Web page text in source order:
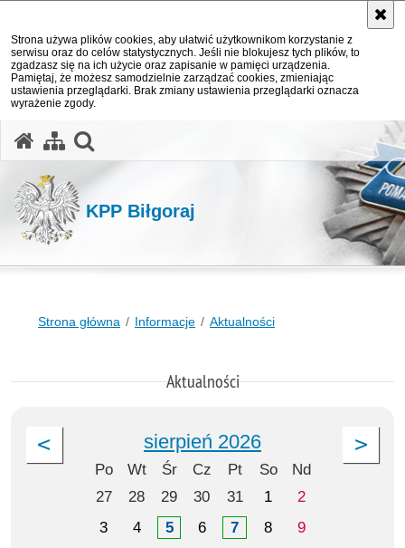
Strona używa plików cookies, aby ułatwić użytkownikom korzystanie z
serwisu oraz do celów statystycznych. Jeśli nie blokujesz tych plików, to
zgadzasz się na ich użycie oraz zapisanie w pamięci urządzenia.
Pamiętaj, że możesz samodzielnie zarządzać cookies, zmieniając
ustawienia przeglądarki. Brak zmiany ustawienia przeglądarki oznacza
wyrażenie zgody.
KPP Biłgoraj
Strona główna Informacje Aktualności
Aktualności
sierpień 2026
Po Wt Śr Cz Pt So
Nd
27
28 29 30 31 1
2
3
4 5 6 7 8
9